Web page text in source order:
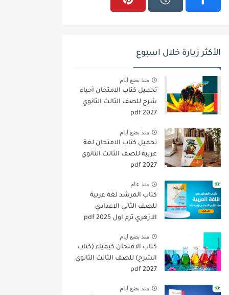
الأكثر زيارة خلال اسبوع
منذ بضع ايام
تحميل كتاب الامتحان أحياء
شرح للصف الثالث الثانوي
2027 pdf
منذ بضع ايام
تحميل كتاب الامتحان لغة
عربية للصف الثالث الثانوي
2027 pdf
منذ عام
كتاب المرشد لغة عربية
للصف الثاني الاعدادي
الازهري ترم اول 2025 pdf
منذ بضع ايام
كتاب الامتحان كيمياء (كتاب
الشرح) للصف الثالث الثانوي
pdf 2027
منذ بضع ايام